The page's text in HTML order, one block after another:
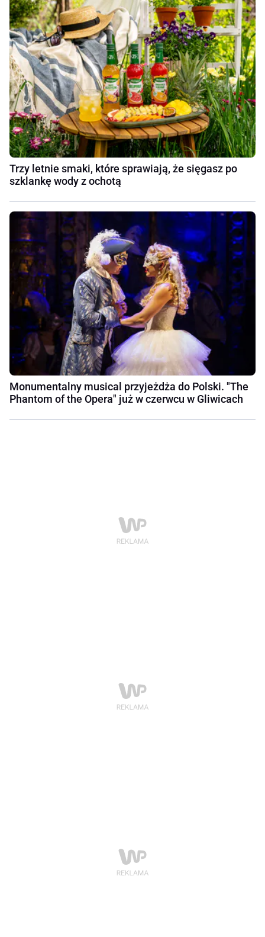
Trzy letnie smaki, które sprawiają, że sięgasz po
szklankę wody z ochotą
Monumentalny musical przyjeżdża do Polski. "The
Phantom of the Opera" już w czerwcu w Gliwicach